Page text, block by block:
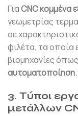
ΓιαCNC κομμένα
γεωμετρίας
σε
φιλέτα, τα οποία
βιομηχανίες όπως
αυτοματοποίηση.
3. Τύποι
μετάλλων